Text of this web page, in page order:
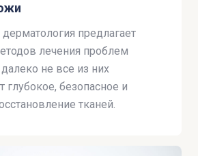
предлагает
лечения проблем
не все из них
глубокое, безопасное и
тканей.